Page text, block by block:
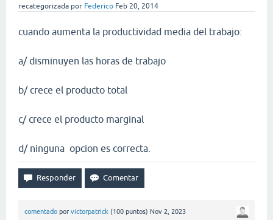
recategorizada por Federico Feb 20, 2014
cuando aumenta la productividad media del trabajo:
a/ disminuyen las horas de trabajo
b/ crece el producto total
c/ crece el producto marginal
d/ ninguna opcion es correcta.
comentado por victorpatrick (100 puntos) Nov 2, 2023